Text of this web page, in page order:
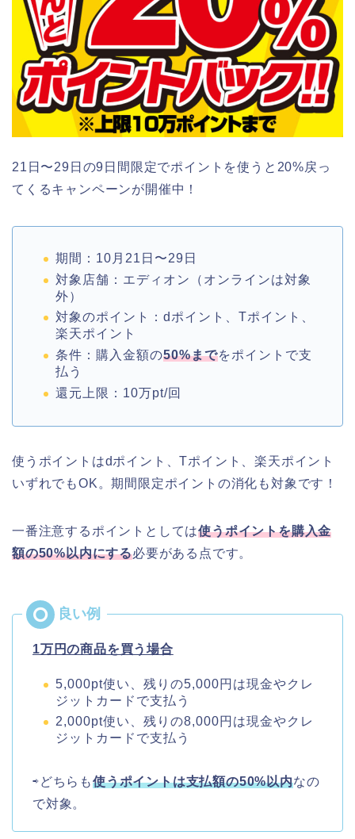
21日〜29日の9日間限定でポイントを使うと20%戻っ
てくるキャンペーンが開催中！
期間：10月21日〜29日
対象店舗：エディオン（オンラインは対象
外）
対象のポイント：dポイント、Tポイント、
楽天ポイント
条件：購入金額の50%までをポイントで支
払う
還元上限：10万pt/回
使うポイントはdポイント、Tポイント、楽天ポイント
いずれでもOK。期間限定ポイントの消化も対象です！
一番注意するポイントとしては使うポイントを購入金
額の50%以内にする必要がある点です。
1万円の商品を買う場合
5,000pt使い、残りの5,000円は現金やクレ
ジットカードで支払う
2,000pt使い、残りの8,000円は現金やクレ
ジットカードで支払う
⇨どちらも使うポイントは支払額の50%以内なの
で対象。